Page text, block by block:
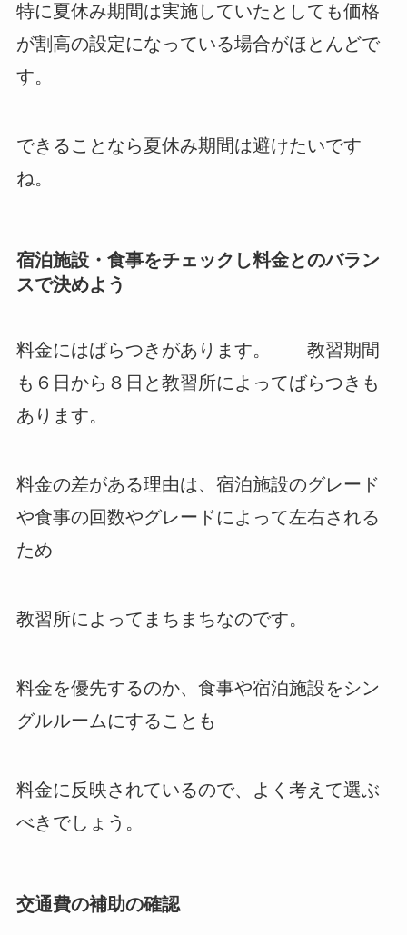
特に夏休み期間は実施していたとしても価格
が割高の設定になっている場合がほとんどで
す。
できることなら夏休み期間は避けたいです
ね。
宿泊施設・食事をチェックし料金とのバラン
スで決めよう
料金にはばらつきがあります。 教習期間
も６日から８日と教習所によってばらつきも
あります。
料金の差がある理由は、宿泊施設のグレード
や食事の回数やグレードによって左右される
ため
教習所によってまちまちなのです。
料金を優先するのか、食事や宿泊施設をシン
グルルームにすることも
料金に反映されているので、よく考えて選ぶ
べきでしょう。
交通費の補助の確認